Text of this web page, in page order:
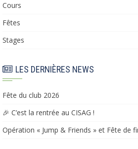
Cours
Fêtes
Stages
LES DERNIÈRES NEWS
Fête du club 2026
🎉 C’est la rentrée au CISAG !
Opération « Jump & Friends » et Fête de